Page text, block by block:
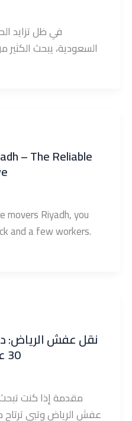
في ظل تزايد
السعودية، يبحث
– The Reliable
movers Riyadh, you
and a few workers.
30 عامًا تنقل لك راحة البال
عفش الرياض وتبي ترتاح